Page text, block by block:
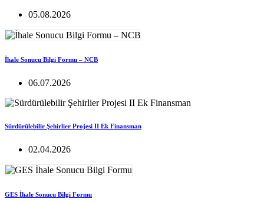
05.08.2026
İhale Sonucu Bilgi Formu – NCB
06.07.2026
Sürdürülebilir Şehirlier Projesi II Ek Finansman
02.04.2026
GES İhale Sonucu Bilgi Formu